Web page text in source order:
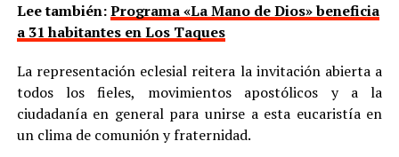
Lee también:Programa «La Mano de Dios» beneficia
a 31 habitantes en Los Taques
La representación eclesial reitera la invitación abierta a
todos los fieles, movimientos apostólicos y a la
ciudadanía en general para unirse a esta eucaristía en
un clima de comunión y fraternidad.